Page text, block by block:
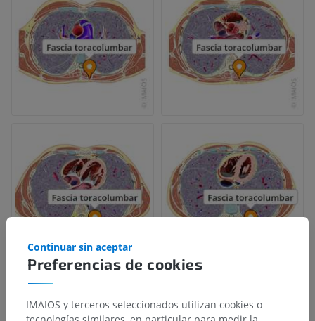
Preferencias de cookies
Continuar sin aceptar
IMAIOS y terceros seleccionados utilizan cookies o